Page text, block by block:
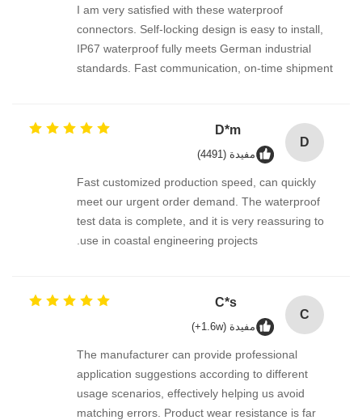
I am very satisfied with these waterproof
connectors. Self-locking design is easy to install,
IP67 waterproof fully meets German industrial
standards. Fast communication, on-time shipment
D
D*m
مفيدة (4491)
Fast customized production speed, can quickly
meet our urgent order demand. The waterproof
test data is complete, and it is very reassuring to
use in coastal engineering projects.
C
C*s
مفيدة (1.6w+)
The manufacturer can provide professional
application suggestions according to different
usage scenarios, effectively helping us avoid
matching errors. Product wear resistance is far